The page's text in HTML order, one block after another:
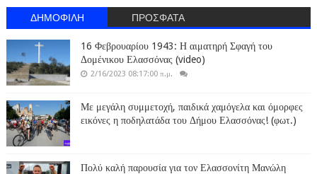
ΔΗΜΟΦΙΛΗ ΠΡΟΣΦΑΤΑ
16 Φεβρουαρίου 1943: Η αιματηρή Σφαγή του
Δομένικου Ελασσόνας (video)
2/16/2023 08:17:00 π.μ.
Με μεγάλη συμμετοχή, παιδικά χαμόγελα και όμορφες
εικόνες η ποδηλατάδα του Δήμου Ελασσόνας! (φωτ.)
Πολύ καλή παρουσία για τον Ελασσονίτη Μανώλη